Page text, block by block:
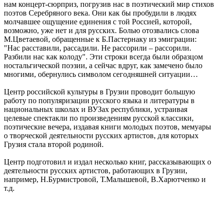
нам концерт-сюрприз, погрузив нас в поэтический мир стихов
поэтов Серебряного века. Они как бы пробудили в людях
молчавшее ощущение единения с той Россией, которой,
возможно, уже нет и для русских. Болью отозвались слова
М.Цветаевой, обращенные к Б.Пастернаку из эмиграции:
"Нас расставили, рассадили. Не рассорили – рассорили.
Разбили нас как колоду". Эти строки всегда были образцом
ностальгической поэзии, а сейчас вдруг, как замечено было
многими, обернулись символом сегодняшней ситуации…
Центр российской культуры в Грузии проводит большую
работу по популяризации русского языка и литературы в
национальных школах и ВУЗах республики, устраивая
целевые спектакли по произведениям русской классики,
поэтические вечера, издавая книги молодых поэтов, мемуары
о творческой деятельности русских артистов, для которых
Грузия стала второй родиной.
Центр подготовил и издал несколько книг, рассказывающих о
деятельности русских артистов, работающих в Грузии,
например, Н.Бурмистровой, Т.Малышевой, В.Харютченко и
т.д.